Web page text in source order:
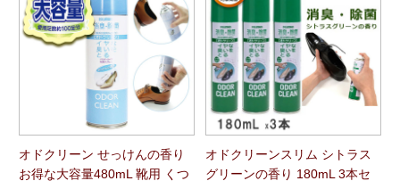
オドクリーン せっけんの香り
お得な大容量480mL 靴用 くつ
オドクリーンスリム シトラス
グリーンの香り 180mL 3本セ